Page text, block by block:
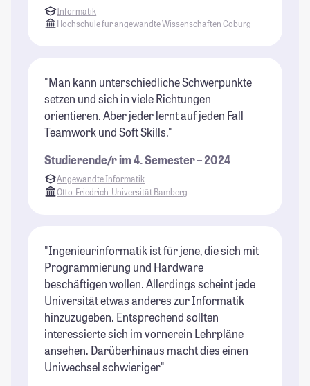
Informatik
Hochschule für angewandte Wissenschaften Coburg
"Man kann unterschiedliche Schwerpunkte
setzen und sich in viele Richtungen
orientieren. Aber jeder lernt auf jeden Fall
Teamwork und Soft Skills."
Studierende/r im 4. Semester – 2024
Angewandte Informatik
Otto-Friedrich-Universität Bamberg
"Ingenieurinformatik ist für jene, die sich mit
Programmierung und Hardware
beschäftigen wollen. Allerdings scheint jede
Universität etwas anderes zur Informatik
hinzuzugeben. Entsprechend sollten
interessierte sich im vornerein Lehrpläne
ansehen. Darüberhinaus macht dies einen
Uniwechsel schwieriger"